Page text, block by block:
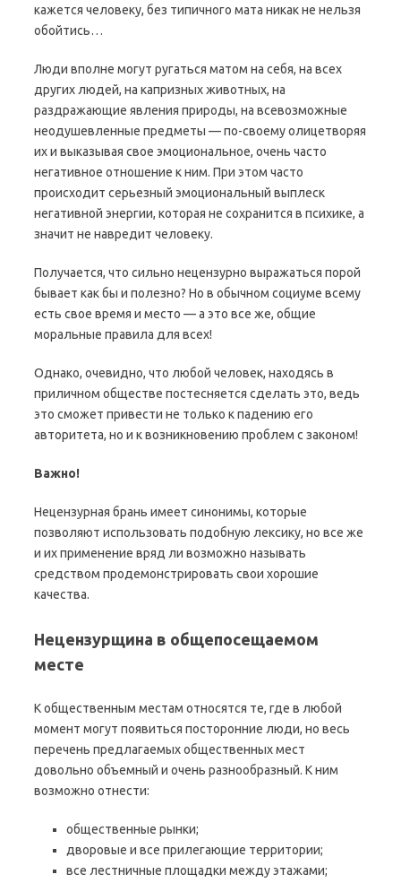
кажется человеку, без типичного мата никак не нельзя
обойтись…
Люди вполне могут ругаться матом на себя, на всех
других людей, на капризных животных, на
раздражающие явления природы, на всевозможные
неодушевленные предметы — по-своему олицетворяя
их и выказывая свое эмоциональное, очень часто
негативное отношение к ним. При этом часто
происходит серьезный эмоциональный выплеск
негативной энергии, которая не сохранится в психике, а
значит не навредит человеку.
Получается, что сильно нецензурно выражаться порой
бывает как бы и полезно? Но в обычном социуме всему
есть свое время и место — а это все же, общие
моральные правила для всех!
Однако, очевидно, что любой человек, находясь в
приличном обществе постесняется сделать это, ведь
это сможет привести не только к падению его
авторитета, но и к возникновению проблем с законом!
Важно!
Нецензурная брань имеет синонимы, которые
позволяют использовать подобную лексику, но все же
и их применение вряд ли возможно называть
средством продемонстрировать свои хорошие
качества.
Нецензурщина в общепосещаемом
месте
К общественным местам относятся те, где в любой
момент могут появиться посторонние люди, но весь
перечень предлагаемых общественных мест
довольно объемный и очень разнообразный. К ним
возможно отнести:
общественные рынки;
дворовые и все прилегающие территории;
все лестничные площадки между этажами;